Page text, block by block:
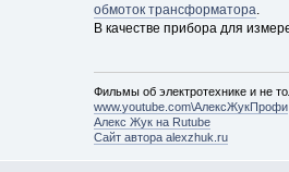
обмоток трансформатора
В качестве прибора для
Фильмы об электротехнике и не
www.youtube.com\АлексЖукПрофи
Алекс Жук на Rutube
Сайт автора alexzhuk.ru